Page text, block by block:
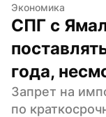
Экономика
СПГ с
года,
Запрет на
по